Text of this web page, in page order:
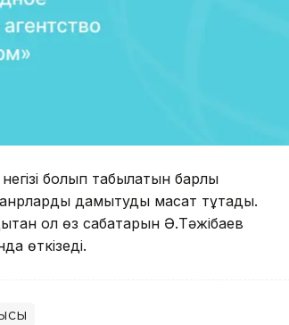
болып табылатын барлық
дамытуды мақсат тұтады.
ол өз сабақтарын Ә.Тәжібаев
өткізеді.